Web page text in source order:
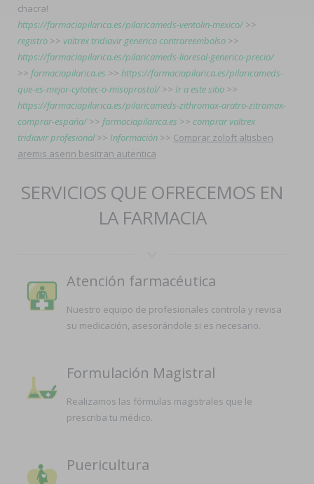
chacra!
https://farmaciapilarica.es/pilaricameds-ventolin-mexico/>>
registro >> valtrex tridiavir generico contrareembolso >>
https://farmaciapilarica.es/pilaricameds-lioresal-generico-precio/
>> farmaciapilarica.es >> https://farmaciapilarica.es/pilaricameds-
que-es-mejor-cytotec-o-misoprostol/>> Ir a este sitio >>
https://farmaciapilarica.es/pilaricameds-zithromax-aratro-zitromax-
comprar-españa/>> farmaciapilarica.es >> comprar valtrex
tridiavir profesional>> Información >> Comprar zoloft altisben
aremis aserin besitran autentica
SERVICIOS QUE OFRECEMOS EN
LA FARMACIA
Atención farmacéutica
Nuestro equipo de profesionales controla y revisa
su medicación, asesorándole si es necesario.
Formulación Magistral
Realizamos las fórmulas magistrales que le
prescriba tu médico.
Puericultura